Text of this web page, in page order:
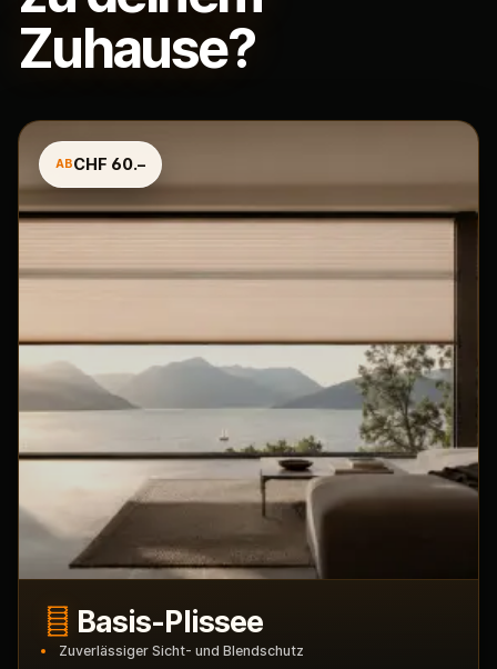
Zuhause?
ABCHF 60.–
Basis-Plissee
Zuverlässiger Sicht- und Blendschutz